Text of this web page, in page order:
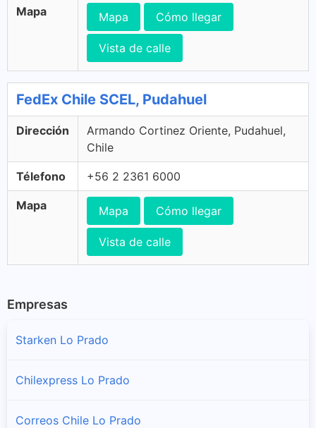
Mapa Mapa Cómo llegar
Vista de calle
FedEx Chile SCEL, Pudahuel
Dirección
Armando Cortinez Oriente, Pudahuel,
Chile
Télefono +56 2 2361 6000
Mapa Mapa Cómo llegar
Vista de calle
Empresas
Starken Lo Prado
Chilexpress Lo Prado
Correos Chile Lo Prado